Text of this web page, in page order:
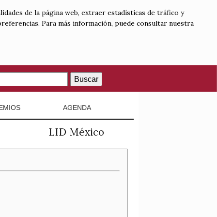
de la página web, extraer estadísticas de tráfico y
Para más información, puede consultar nuestra
Buscar
AGENDA
LID México